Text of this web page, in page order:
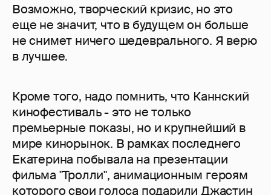
Возможно, творческий кризис, но это
еще не значит, что в будущем он больше
не снимет ничего шедеврального. Я верю
в лучшее.
Кроме того, надо помнить, что Каннский
кинофестиваль - это не только
премьерные показы, но и крупнейший в
мире кинорынок. В рамках последнего
Екатерина побывала на презентации
фильма "Тролли", анимационным героям
которого свои голоса подарили Джастин